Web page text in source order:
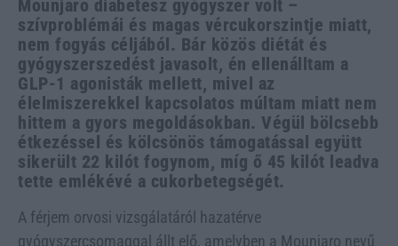
Mounjaro diabetesz gyógyszer volt –
szívproblémái és magas vércukorszintje miatt,
nem fogyás céljából. Bár közös diétát és
gyógyszerszedést javasolt, én ellenálltam a
GLP-1 agonisták mellett, mivel az
élelmiszerekkel kapcsolatos múltam miatt nem
hittem a gyors megoldásokban. Végül bölcsebb
étkezéssel és kölcsönös támogatással együtt
sikerült 22 kilót fogynom, míg ő 45 kilót leadva
tette emlékévé a cukorbetegségét.
A férjem orvosi vizsgálatáról hazatérve
gyógyszercsomaggal állt elő, amelyben a Mounjaro nevű